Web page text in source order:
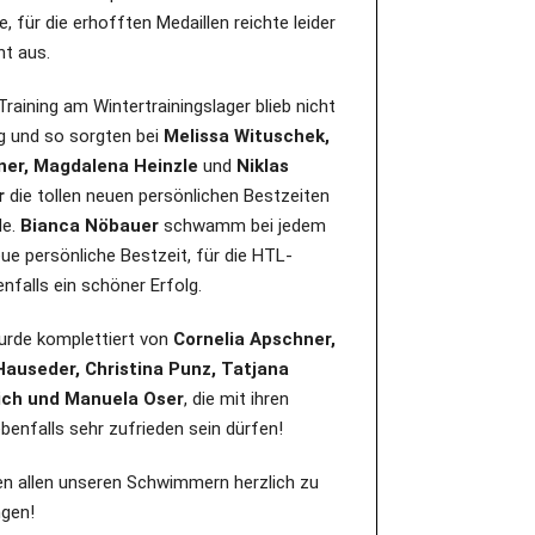
für die erhofften Medaillen reichte leider
aus.
am Wintertrainingslager blieb nicht
und so sorgten bei Melissa Wituschek,
Magdalena Heinzle und Niklas
die tollen neuen persönlichen Bestzeiten
Bianca Nöbauerschwamm bei jedem
persönliche Bestzeit, für die HTL-
ein schöner Erfolg.
komplettiert von Cornelia Apschner,
Christina Punz, Tatjana
und Manuela Oser, die mit ihren
sehr zufrieden sein dürfen!
allen unseren Schwimmern herzlich zu